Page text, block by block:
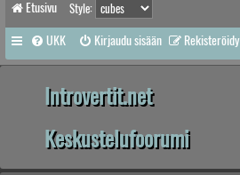
Etusivu Style:
UKK Kirjaudu sisään Rekisteröidy
Introvertit.net
Keskustelufoorumi